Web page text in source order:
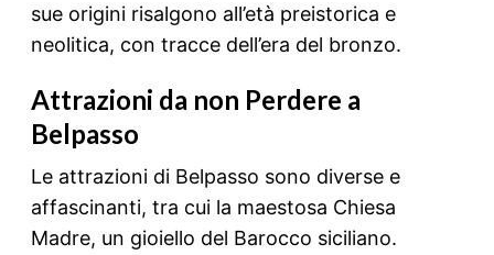
sue origini risalgono all’età preistorica e
neolitica, con tracce dell’era del bronzo.
Attrazioni da non Perdere a
Belpasso
Le attrazioni di Belpasso sono diverse e
affascinanti, tra cui la maestosa Chiesa
Madre, un gioiello del Barocco siciliano.